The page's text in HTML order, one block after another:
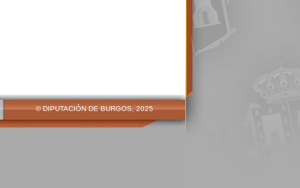
© DIPUTACIÓN DE BURGOS, 2025